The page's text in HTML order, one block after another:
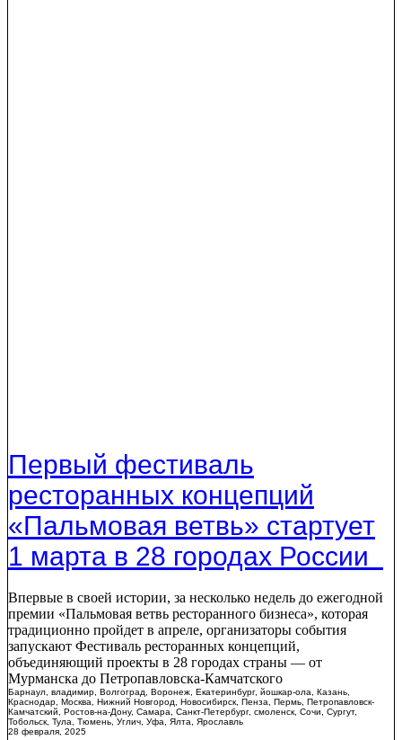
Первый фестиваль
ресторанных концепций
«Пальмовая ветвь» стартует
1 марта в 28 городах России
Впервые в своей истории, за несколько недель до ежегодной
премии «Пальмовая ветвь ресторанного бизнеса», которая
традиционно пройдет в апреле, организаторы события
запускают Фестиваль ресторанных концепций,
объединяющий проекты в 28 городах страны — от
Мурманска до Петропавловска-Камчатского
Барнаул владимир Волгоград Воронеж Екатеринбург, йошкар-ола Казань
Краснодар Москва Нижний Новгород Новосибирск Пенза Пермь Петропавловск-
Камчатский
Ростов-на-Дону, Самара Санкт-Петербург, смоленск Сочи Сургут,
Тобольск Тула Тюмень Углич Уфа Ялта
Ярославль
28 февраля, 2025